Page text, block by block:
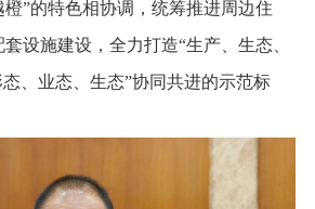
”的特色相协调，统筹推进周边住
设施建设，全力打造“生产、生态、
、业态、生态”协同共进的示范标